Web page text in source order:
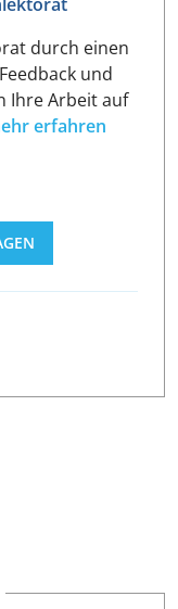
durch einen
und
Ihre Arbeit auf
erfahren